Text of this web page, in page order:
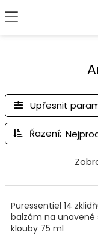
Upřesnit
Řazení:
Puressentiel 14
balzám na unavené
klouby 75 ml